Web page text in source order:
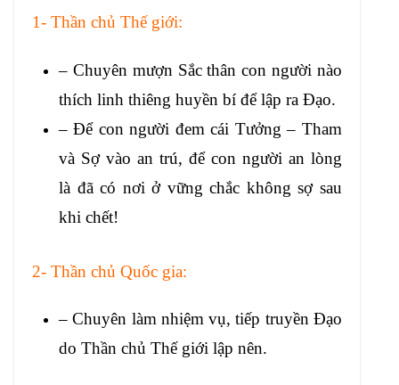
1- Thần chủ Thế giới:
– Chuyên mượn Sắc thân con người nào
thích linh thiêng huyền bí để lập ra Đạo.
– Để con người đem cái Tưởng – Tham
và Sợ vào an trú, để con người an lòng
là đã có nơi ở vững chắc không sợ sau
khi chết!
2- Thần chủ Quốc gia:
– Chuyên làm nhiệm vụ, tiếp truyền Đạo
do Thần chủ Thế giới lập nên.